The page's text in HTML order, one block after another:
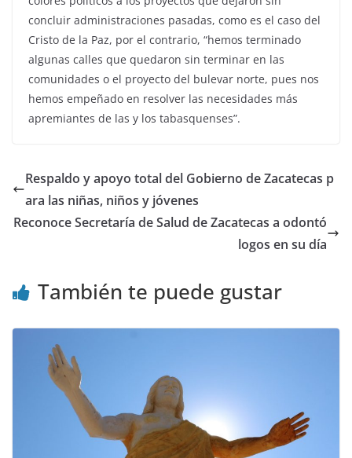
concluir administraciones pasadas, como es el caso del
Cristo de la Paz, por el contrario, “hemos terminado
algunas calles que quedaron sin terminar en las
comunidades o el proyecto del bulevar norte, pues nos
hemos empeñado en resolver las necesidades más
apremiantes de las y los tabasquenses”.
Respaldo y apoyo total del Gobierno de Zacatecas p
ara las niñas, niños y jóvenes
Reconoce Secretaría de Salud de Zacatecas a odontó
logos en su día
También te puede gustar